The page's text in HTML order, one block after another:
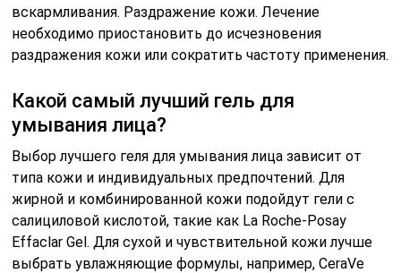
вскармливания. Раздражение кожи. Лечение
необходимо приостановить до исчезновения
раздражения кожи или сократить частоту применения.
Какой самый лучший гель для
умывания лица?
Выбор лучшего геля для умывания лица зависит от
типа кожи и индивидуальных предпочтений. Для
жирной и комбинированной кожи подойдут гели с
салициловой кислотой, такие как La Roche-Posay
Effaclar Gel. Для сухой и чувствительной кожи лучше
выбрать увлажняющие формулы, например, CeraVe